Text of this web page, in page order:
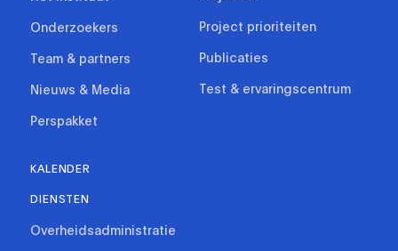
Onderzoekers
Team & partners
Nieuws & Media
Perspakket
Project prioriteiten
Publicaties
Test & ervaringscentrum
KALENDER
DIENSTEN
Overheidsadministratie